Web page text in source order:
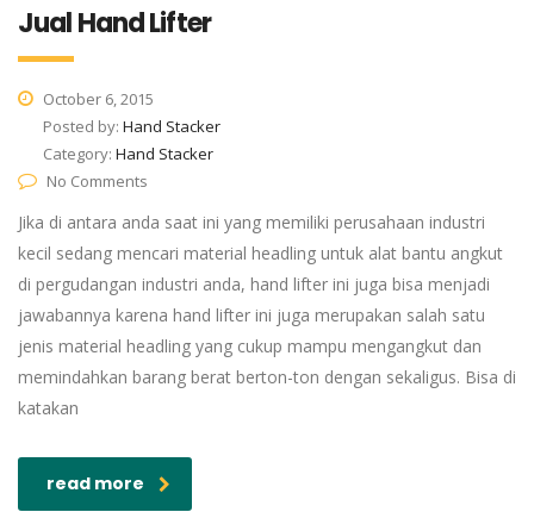
Jual Hand Lifter
October 6, 2015
Posted by: Hand Stacker
Category: Hand Stacker
No Comments
Jika di antara anda saat ini yang memiliki perusahaan industri
kecil sedang mencari material headling untuk alat bantu angkut
di pergudangan industri anda, hand lifter ini juga bisa menjadi
jawabannya karena hand lifter ini juga merupakan salah satu
jenis material headling yang cukup mampu mengangkut dan
memindahkan barang berat berton-ton dengan sekaligus. Bisa di
katakan
read more